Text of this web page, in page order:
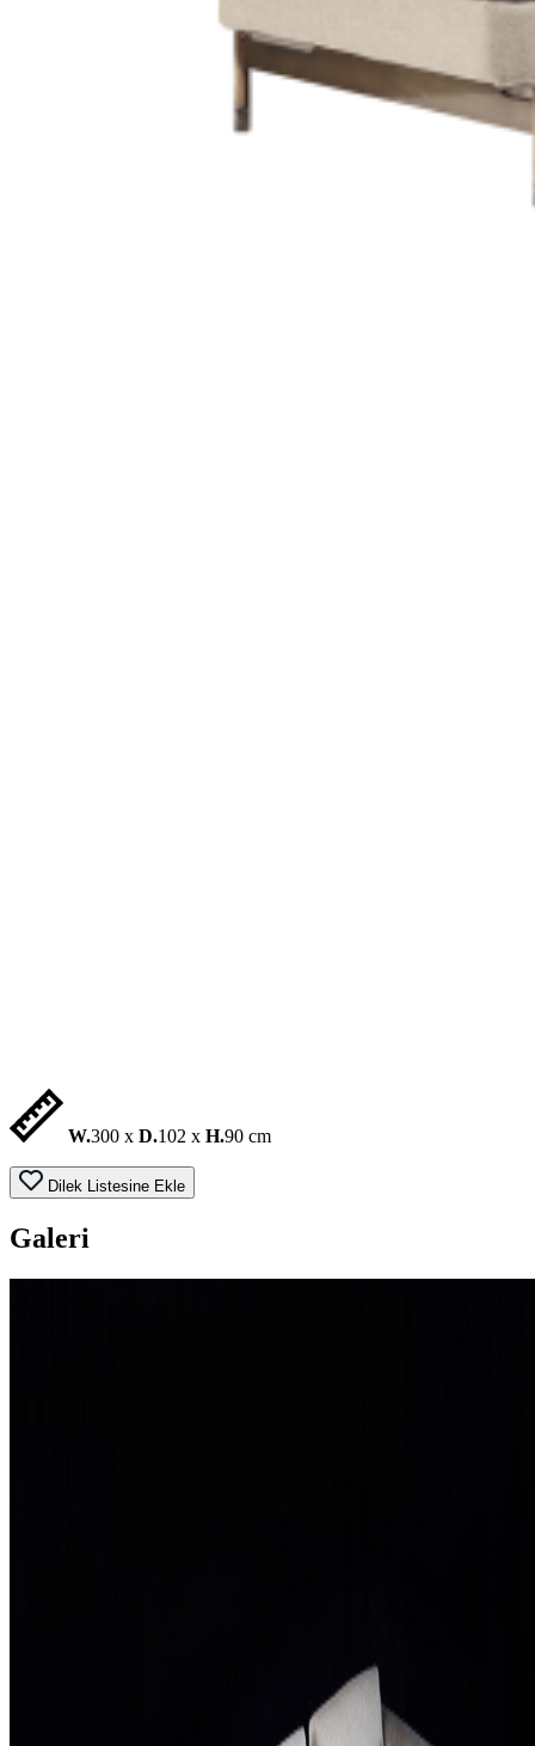
W.300 x D.102 x H.90 cm
Dilek Listesine Ekle
Galeri